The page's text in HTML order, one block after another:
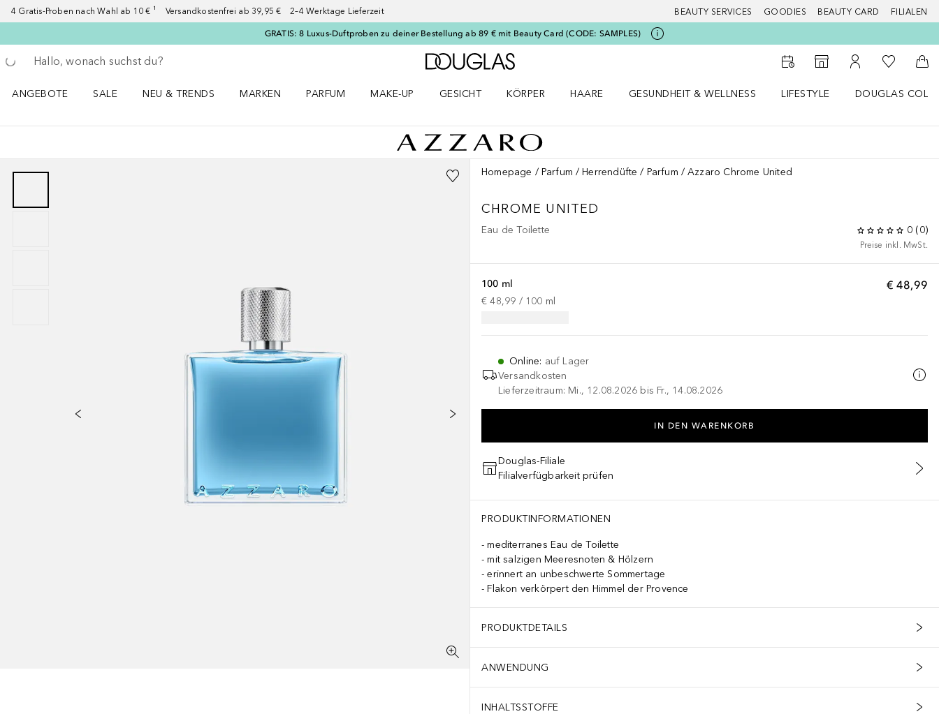
4 Gratis-Proben nach Wahl ab 10 € ¹ Versandkostenfrei ab 39,95 € 2–4 Werktage Lieferzeit BEAUTY SERVICES GOODIES BEAUTY CARD FILIALEN
GRATIS: 8 Luxus-Duftproben zu deiner Bestellung ab 89 € mit Beauty Card (CODE: SAMPLES)
Gehe zurück
Suche ausführen
Zur Douglas Startseite
Zum Storefinder
Zu Meinem
Zu Meiner
ANGEBOTE
SALE
NEU & TRENDS
MARKEN
PARFUM
MAKE-UP
GESICHT
KÖRPER
HAARE
GESUNDHEIT & WELLNESS
LIFESTYLE
DOUGLAS
Homepage Parfum Herrendüfte Parfum Azzaro Chrome United
CHROME UNITED
Eau de Toilette 0 (0)
Preise inkl. MwSt.
€ 48,99
100 ml
€ 48,99 / 100 ml
Online: auf Lager
Versandkosten
Lieferzeitraum: Mi., 12.08.2026 bis Fr., 14.08.2026
IN DEN WARENKORB
Douglas-Filiale
Filialverfügbarkeit prüfen
PRODUKTINFORMATIONEN
mediterranes Eau de Toilette
mit salzigen Meeresnoten & Hölzern
erinnert an unbeschwerte Sommertage
Flakon verkörpert den Himmel der Provence
PRODUKTDETAILS
ANWENDUNG
INHALTSSTOFFE